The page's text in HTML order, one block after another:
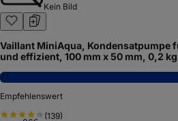
Kein Bild
Vaillant MiniAqua, Kondensatpumpe
und effizient, 100 mm x 50 mm, 0,2 kg
7,1
Empfehlenswert
(139)